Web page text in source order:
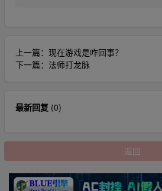
上一篇： 现在游戏是咋回事？
下一篇： 法师打龙脉
最新回复 (0)
返回